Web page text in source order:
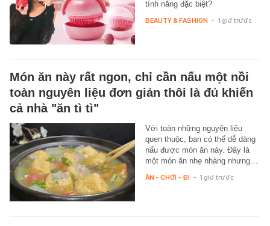
tính năng đặc biệt?
BEAUTY & FASHION - 1 giờ trước
Món ăn này rất ngon, chỉ cần nấu một nồi
toàn nguyên liệu đơn giản thôi là đủ khiến
cả nhà "ăn tì tì"
Với toàn những nguyên liệu
quen thuộc, bạn có thể dễ dàng
nấu được món ăn này. Đây là
một món ăn nhẹ nhàng nhưng…
ĂN - CHƠI - ĐI - 1 giờ trước